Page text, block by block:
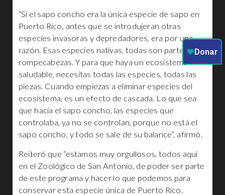
“Si el sapo concho era la única especie de sapo en
Puerto Rico, antes que se introdujeran otras
especies invasoras y depredadores, era por una
razón. Esas especies nativas, todas son parte de un
rompecabezas. Y para que haya un ecosistema
saludable, necesitas todas las especies, todas las
piezas. Cuando empiezas a eliminar especies del
ecosistema, es un efecto de cascada. Lo que sea
que hacía el sapo concho, las especies que
controlaba, ya no se controlan, porque no está el
sapo concho, y todo se sale de su balance”, afirmó.
Reiteró que “estamos muy orgullosos, todos aquí
en el Zoológico de San Antonio, de poder ser parte
de este programa y hacer lo que podemos para
conservar esta especie única de Puerto Rico.